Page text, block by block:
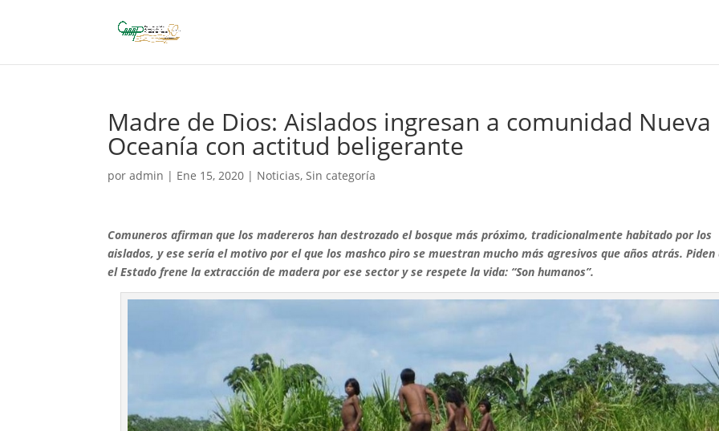
Madre de Dios: Aislados ingresan a comunidad Nueva
Oceanía con actitud beligerante
poradmin | Ene 15, 2020 | Noticias,Sin categoría
Comuneros afirman que los madereros han destrozado el bosque más próximo, tradicionalmente habitado por los
aislados, y ese sería el motivo por el que los mashco piro se muestran mucho más agresivos que años atrás. Piden
el Estado frene la extracción de madera por ese sector y se respete la vida: “Son humanos”.